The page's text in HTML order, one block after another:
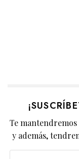
Te mantendremos
y además,